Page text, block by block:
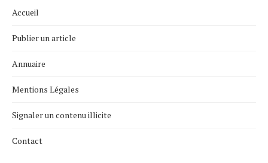
Accueil
Publier un article
Annuaire
Mentions Légales
Signaler un contenu illicite
Contact